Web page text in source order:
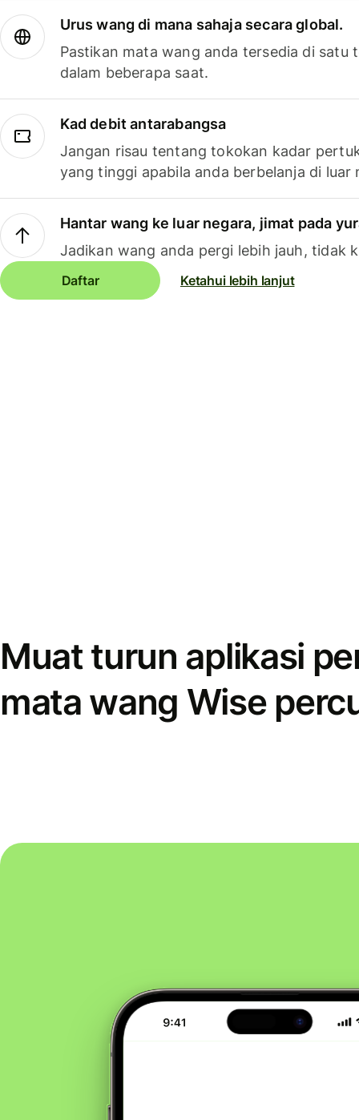
Urus wang di mana sahaja secara global.
Pastikan mata wang anda tersedia di satu
dalam beberapa saat.
Kad debit antarabangsa
Jangan risau tentang tokokan kadar
yang tinggi apabila anda berbelanja di luar
Hantar wang ke luar negara, jimat pada
Jadikan wang anda pergi lebih jauh, tidak
Daftar Ketahui lebih lanjut
Muat turun aplikasi
mata wang Wise